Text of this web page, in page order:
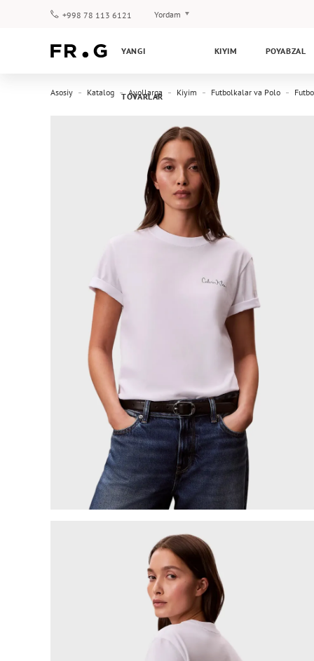
+998 78 113 6121 Yordam
Kafolat
YANGI
TOVARLAR
KIYIM POYABZAL
Asosiy Katalog Ayollarga Kiyim Futbolkalar va Polo